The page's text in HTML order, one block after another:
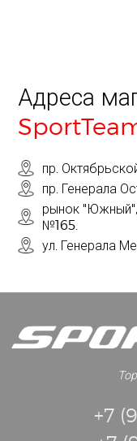
Адреса
пр.
пр. Генерала
рынок
№165.
ул. Генерала
+7